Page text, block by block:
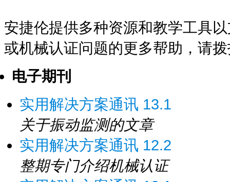
安捷伦提供多种资源和教学工具
或机械认证问题的更多帮助，请
电子期刊
实用解决方案通讯 13.1
关于振动监测的文章
实用解决方案通讯 12.2
整期专门介绍机械认证